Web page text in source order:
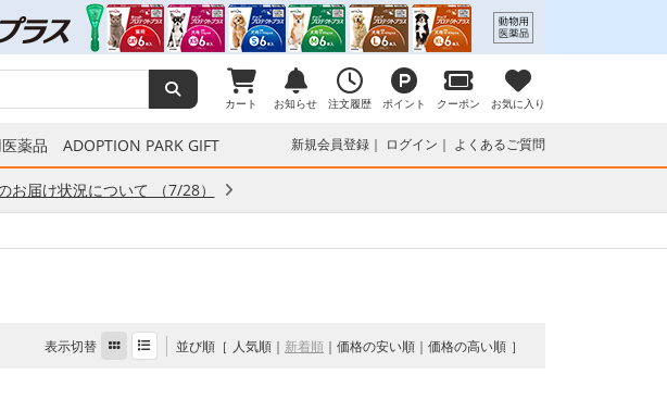
カート お知らせ 注文履歴 ポイント クーポン お気に入り
薬品 ADOPTION PARK GIFT 新規会員登録 ログイン よくあるご質問
届け状況について （7/28）
表示切替 並び順 人気順 新着順 価格の安い順 価格の高い順